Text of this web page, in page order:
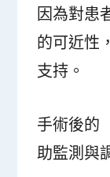
因為對患
的可近性
支持。
手術後的
助監測與